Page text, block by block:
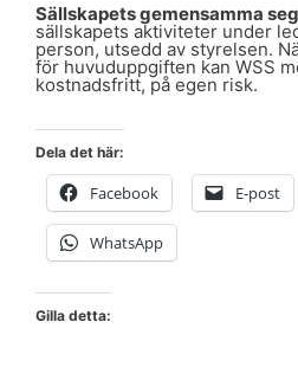
Sällskapets gemensamma
sällskapets aktiviteter under
person, utsedd av styrelsen.
för huvuduppgiften kan WSS
kostnadsfritt, på egen risk.
Dela det här:
Facebook E-post
WhatsApp
Gilla detta: